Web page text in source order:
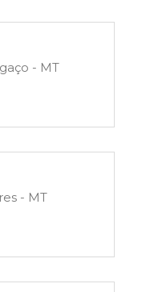
- MT
- MT